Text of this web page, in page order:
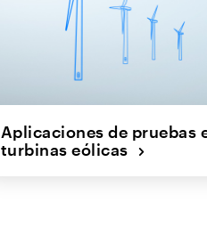
Aplicaciones de pruebas
turbinas eólicas